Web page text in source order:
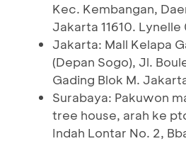
Kec. Kembangan,
Jakarta 11610.
Jakarta: Mall Kelapa
(Depan Sogo), Jl.
Gading Blok M.
Surabaya: Pakuwon
tree house, arah ke
Indah Lontar No. 2,